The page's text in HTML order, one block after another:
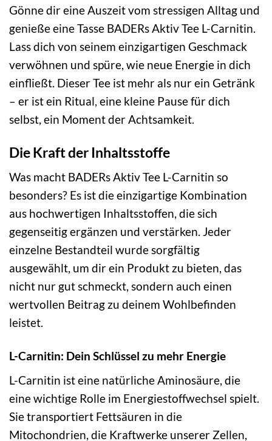
Gönne dir eine Auszeit vom stressigen Alltag und
genieße eine Tasse BADERs Aktiv Tee L-Carnitin.
Lass dich von seinem einzigartigen Geschmack
verwöhnen und spüre, wie neue Energie in dich
einfließt. Dieser Tee ist mehr als nur ein Getränk
– er ist ein Ritual, eine kleine Pause für dich
selbst, ein Moment der Achtsamkeit.
Die Kraft der Inhaltsstoffe
Was macht BADERs Aktiv Tee L-Carnitin so
besonders? Es ist die einzigartige Kombination
aus hochwertigen Inhaltsstoffen, die sich
gegenseitig ergänzen und verstärken. Jeder
einzelne Bestandteil wurde sorgfältig
ausgewählt, um dir ein Produkt zu bieten, das
nicht nur gut schmeckt, sondern auch einen
wertvollen Beitrag zu deinem Wohlbefinden
leistet.
L-Carnitin: Dein Schlüssel zu mehr Energie
L-Carnitin ist eine natürliche Aminosäure, die
eine wichtige Rolle im Energiestoffwechsel spielt.
Sie transportiert Fettsäuren in die
Mitochondrien, die Kraftwerke unserer Zellen,